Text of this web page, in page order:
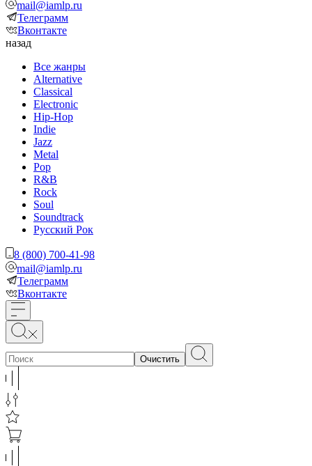
mail@iamlp.ru
Телеграмм
Вконтакте
назад
Все жанры
Alternative
Classical
Electronic
Hip-Hop
Indie
Jazz
Metal
Pop
R&B
Rock
Soul
Soundtrack
Русский Рок
8 (800) 700-41-98
mail@iamlp.ru
Телеграмм
Вконтакте
Очистить